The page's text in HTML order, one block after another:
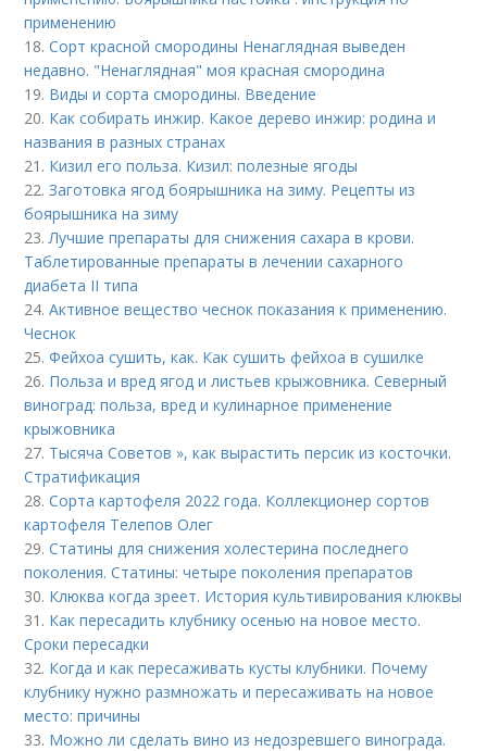
применению
18.Сорт красной смородины Ненаглядная выведен
недавно. "Ненаглядная" моя красная смородина
19. Виды и сорта смородины. Введение
20. Как собирать инжир. Какое дерево инжир: родина и
названия в разных странах
21. Кизил его польза. Кизил: полезные ягоды
22.Заготовка ягод боярышника на зиму. Рецепты из
боярышника на зиму
23.Лучшие препараты для снижения сахара в крови.
Таблетированные препараты в лечении сахарного
диабета II типа
24.Активное вещество чеснок показания к применению.
Чеснок
25.Фейхоа сушить, как. Как сушить фейхоа в сушилке
26. Польза и вред ягод и листьев крыжовника. Северный
виноград: польза, вред и кулинарное применение
крыжовника
27. Тысяча Советов », как вырастить персик из косточки.
Стратификация
28.Сорта картофеля 2022 года. Коллекционер сортов
картофеля Телепов Олег
29.Статины для снижения холестерина последнего
поколения. Статины: четыре поколения препаратов
30. Клюква когда зреет. История культивирования клюквы
31. Как пересадить клубнику осенью на новое место.
Сроки пересадки
32. Когда и как пересаживать кусты клубники. Почему
клубнику нужно размножать и пересаживать на новое
место: причины
33. Можно ли сделать вино из недозревшего винограда.